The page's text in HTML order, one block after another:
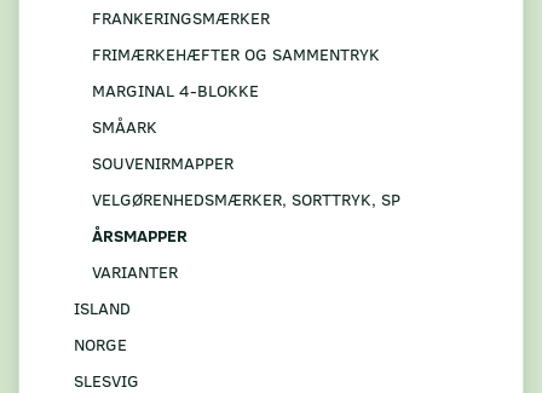
FRANKERINGSMÆRKER
FRIMÆRKEHÆFTER OG SAMMENTRYK
MARGINAL 4-BLOKKE
SMÅARK
SOUVENIRMAPPER
VELGØRENHEDSMÆRKER, SORTTRYK, SP
ÅRSMAPPER
VARIANTER
ISLAND
NORGE
SLESVIG